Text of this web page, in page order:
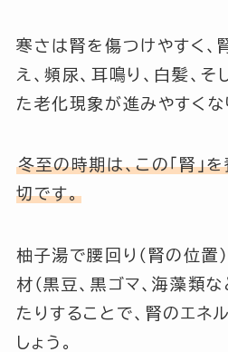
寒さは腎を傷つけやすく、
え、頻尿、耳鳴り、白髪、
た老化現象が進みやすくな
冬至の時期は、この「腎」
切です。
柚子湯で腰回り（腎の位置
材（黒豆、黒ゴマ、海藻類
たりすることで、腎のエネ
しょう。